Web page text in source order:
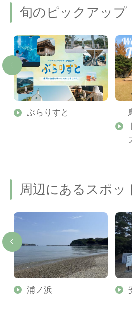
旬のピックアップ
ぶらりすと
周辺にあるスポッ
浦ノ浜